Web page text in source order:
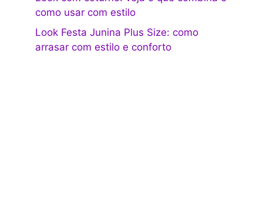
como usar com estilo
Look Festa Junina Plus Size: como
arrasar com estilo e conforto